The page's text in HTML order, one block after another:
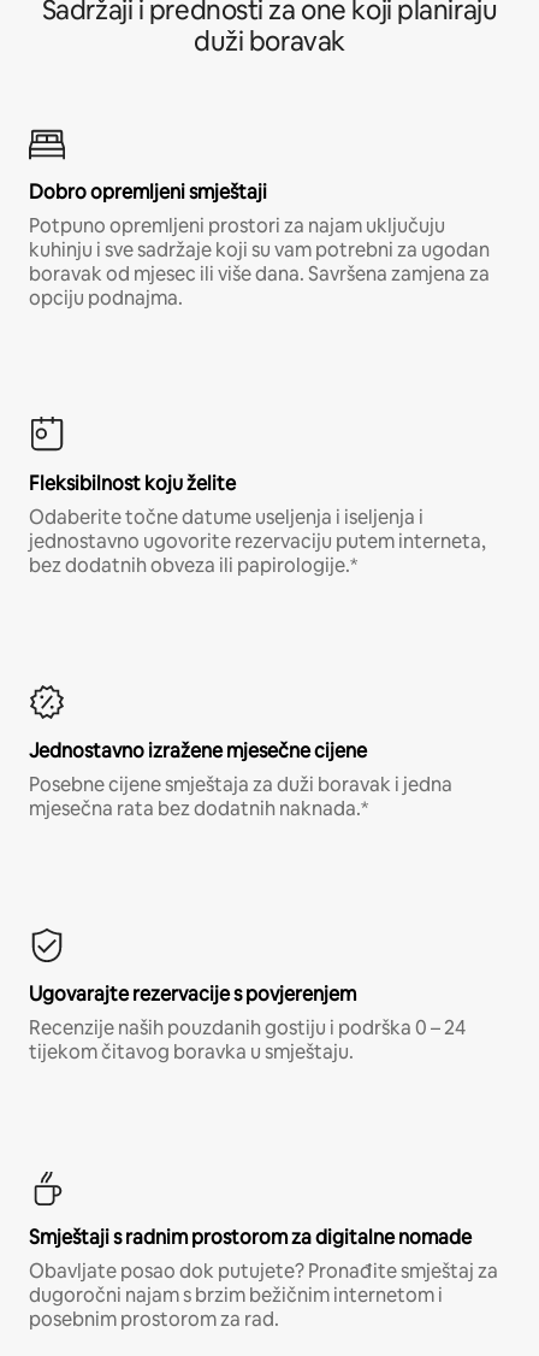
Sadržaji i prednosti za one koji planiraju
duži boravak
Dobro opremljeni smještaji
Potpuno opremljeni prostori za najam uključuju
kuhinju i sve sadržaje koji su vam potrebni za ugodan
boravak od mjesec ili više dana. Savršena zamjena za
opciju podnajma.
Fleksibilnost koju želite
Odaberite točne datume useljenja i iseljenja i
jednostavno ugovorite rezervaciju putem interneta,
bez dodatnih obveza ili papirologije.*
Jednostavno izražene mjesečne cijene
Posebne cijene smještaja za duži boravak i jedna
mjesečna rata bez dodatnih naknada.*
Ugovarajte rezervacije s povjerenjem
Recenzije naših pouzdanih gostiju i podrška 0 – 24
tijekom čitavog boravka u smještaju.
Smještaji s radnim prostorom za digitalne nomade
Obavljate posao dok putujete? Pronađite smještaj za
dugoročni najam s brzim bežičnim internetom i
posebnim prostorom za rad.